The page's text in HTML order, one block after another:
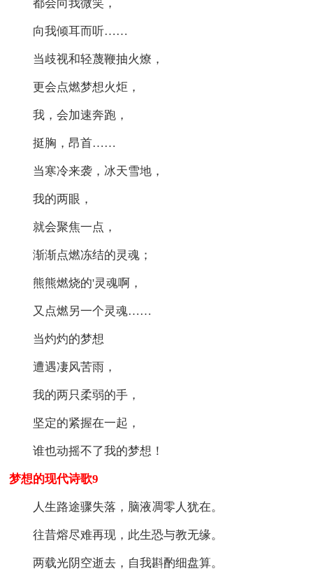
都会向我微笑，
向我倾耳而听……
当歧视和轻蔑鞭抽火燎，
更会点燃梦想火炬，
我，会加速奔跑，
挺胸，昂首……
当寒冷来袭，冰天雪地，
我的两眼，
就会聚焦一点，
渐渐点燃冻结的灵魂；
熊熊燃烧的'灵魂啊，
又点燃另一个灵魂……
当灼灼的梦想
遭遇凄风苦雨，
我的两只柔弱的手，
坚定的紧握在一起，
谁也动摇不了我的梦想！
梦想的现代诗歌9
人生路途骤失落，脑液凋零人犹在。
往昔熔尽难再现，此生恐与教无缘。
两载光阴空逝去，自我斟酌细盘算。